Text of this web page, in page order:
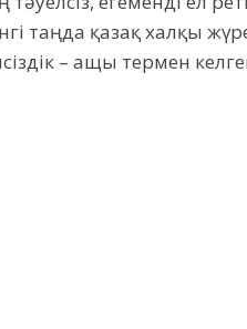
таңда қазақ халқы
– ащы термен